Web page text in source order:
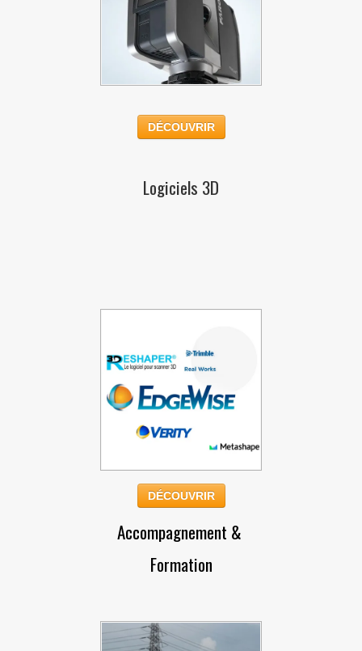
DÉCOUVRIR
Logiciels 3D
DÉCOUVRIR
Accompagnement &
Formation